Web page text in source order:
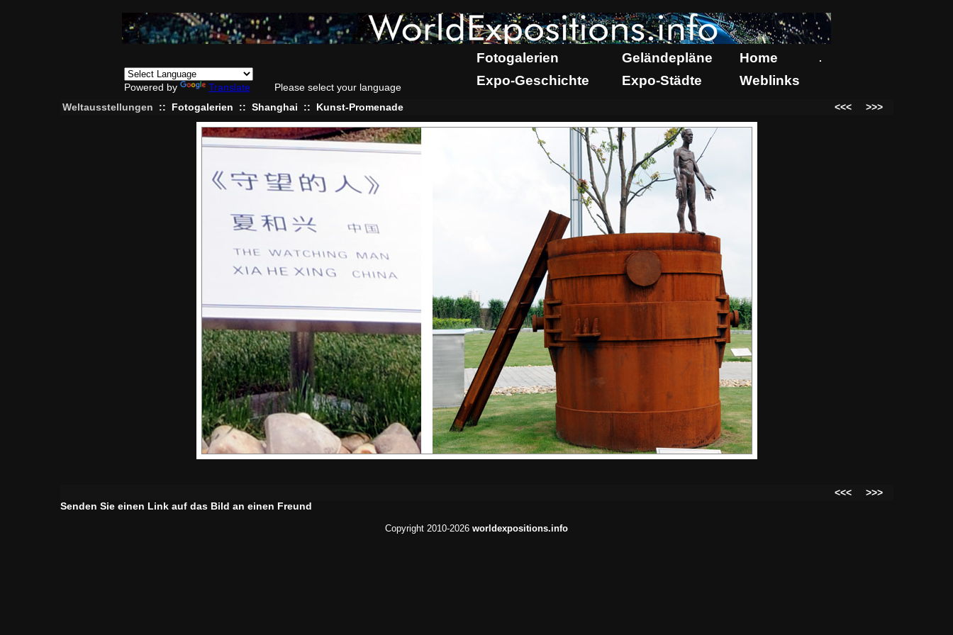
Powered by Translate Please select your language
Fotogalerien Geländepläne Home .
Expo-Geschichte Expo-Städte Weblinks
Weltausstellungen :: Fotogalerien :: Shanghai :: Kunst-Promenade <<< >>>
<<<
>>>
Senden Sie einen Link auf das Bild an einen Freund
Copyright 2010-2026 worldexpositions.info